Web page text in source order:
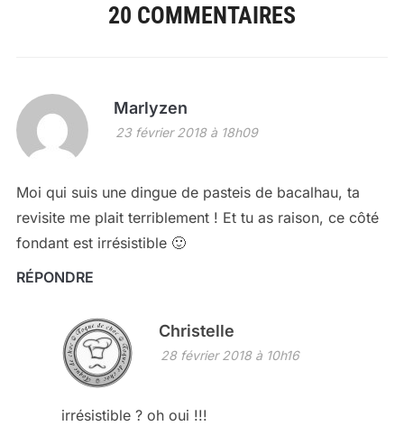
20 COMMENTAIRES
Marlyzen
23 février 2018 à 18h09
Moi qui suis une dingue de pasteis de bacalhau, ta
revisite me plait terriblement ! Et tu as raison, ce côté
fondant est irrésistible 🙂
RÉPONDRE
Christelle
28 février 2018 à 10h16
irrésistible ? oh oui !!!